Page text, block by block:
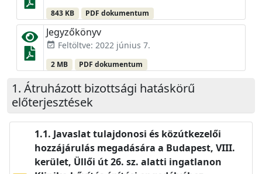
843 KB PDF dokumentum
Jegyzőkönyv
event_available Feltöltve: 2022 június 7.
2 MB PDF dokumentum
Átruházott bizottsági hatáskörű
előterjesztések
Javaslat tulajdonosi és közútkezelői
hozzájárulás megadására a Budapest, VIII.
kerület, Üllői út 26. sz. alatti ingatlanon